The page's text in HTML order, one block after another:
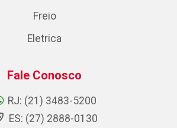
Freio
Eletrica
Fale Conosco
RJ: (21) 3483-5200
ES: (27) 2888-0130